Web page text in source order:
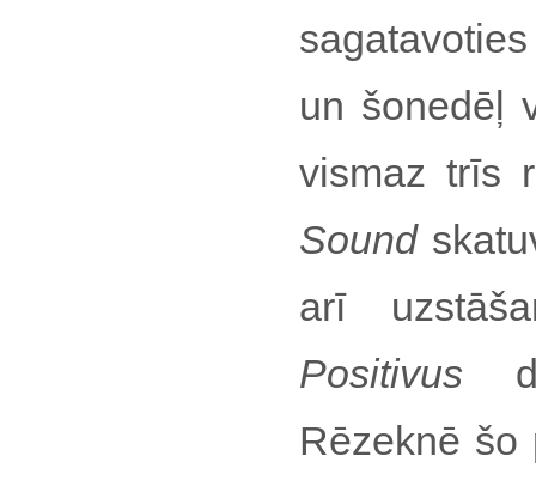
un šonedēļ
vismaz trīs
Sound
arī
Positivus
Rēzeknē